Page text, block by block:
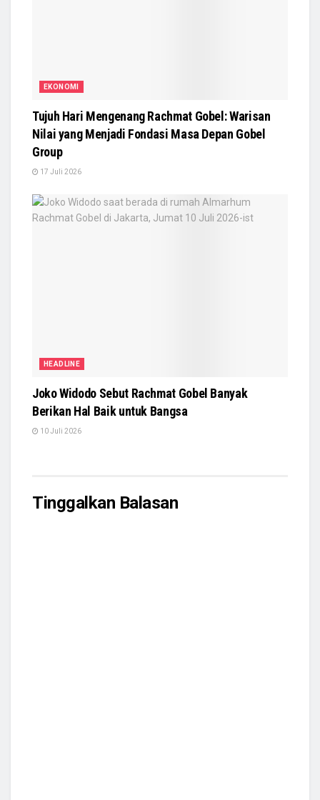
EKONOMI
Tujuh Hari Mengenang Rachmat Gobel: Warisan
Nilai yang Menjadi Fondasi Masa Depan Gobel
Group
17 Juli 2026
HEADLINE
Joko Widodo Sebut Rachmat Gobel Banyak
Berikan Hal Baik untuk Bangsa
10 Juli 2026
Tinggalkan Balasan